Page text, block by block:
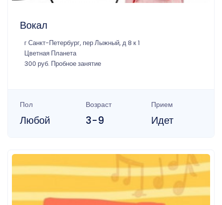
Вокал
г Санкт-Петербург, пер Лыжный, д 8 к 1
Цветная Планета
300 руб. Пробное занятие
Пол
Любой
Возраст
3-9
Прием
Идет